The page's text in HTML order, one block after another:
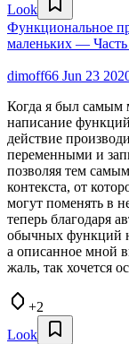
Look
Функциональное
маленьких —
dimoff66 Jun 23
Когда я был самым
написание
действие
переменными и
позволяя тем
контекста, от
могут поменять в
теперь благодаря
обычных функций
а описанное мной
жаль, так хочется
+2
Look